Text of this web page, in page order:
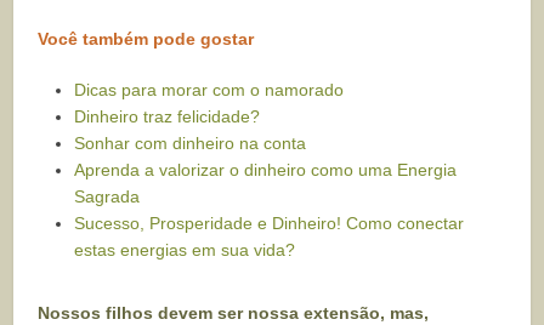
Você também pode gostar
Dicas para morar com o namorado
Dinheiro traz felicidade?
Sonhar com dinheiro na conta
Aprenda a valorizar o dinheiro como uma Energia
Sagrada
Sucesso, Prosperidade e Dinheiro! Como conectar
estas energias em sua vida?
Nossos filhos devem ser nossa extensão, mas,